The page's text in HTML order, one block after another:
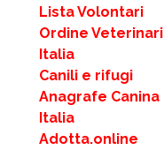
Lista Volontari
Ordine Veterinari
Italia
Canili e rifugi
Anagrafe Canina
Italia
Adotta.online